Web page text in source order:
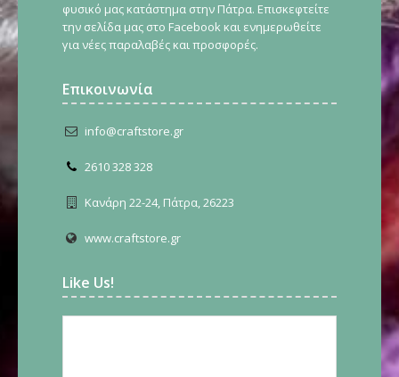
φυσικό μας κατάστημα στην Πάτρα. Επισκεφτείτε
την σελίδα μας στο Facebook και ενημερωθείτε
για νέες παραλαβές και προσφορές.
Επικοινωνία
info@craftstore.gr
2610 328 328
Κανάρη 22-24, Πάτρα, 26223
www.craftstore.gr
Like Us!